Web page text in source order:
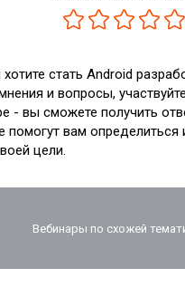
стать Android
и вопросы,
- вы сможете получить
помогут вам определиться
цели.
Вебинары по схожей